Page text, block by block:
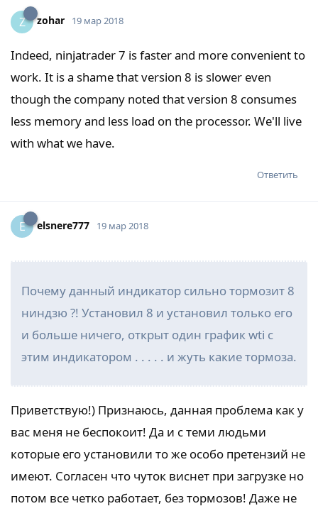
Z zohar 19 мар 2018
Indeed, ninjatrader 7 is faster and more convenient to
work. It is a shame that version 8 is slower even
though the company noted that version 8 consumes
less memory and less load on the processor. We'll live
with what we have.
Ответить
E elsnere777 19 мар 2018
Почему данный индикатор сильно тормозит 8
ниндзю ?! Установил 8 и установил только его
и больше ничего, открыт один график wti с
этим индикатором . . . . . и жуть какие тормоза.
Приветствую!) Признаюсь, данная проблема как у
вас меня не беспокоит! Да и с теми людьми
которые его установили то же особо претензий не
имеют. Согласен что чуток виснет при загрузке но
потом все четко работает, без тормозов! Даже не